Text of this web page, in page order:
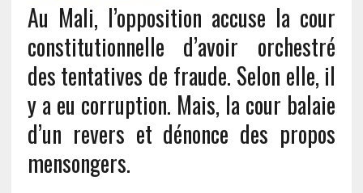
Au Mali, l’opposition accuse la cour
constitutionnelle d’avoir orchestré
des tentatives de fraude. Selon elle, il
y a eu corruption. Mais, la cour balaie
d’un revers et dénonce des propos
mensongers.